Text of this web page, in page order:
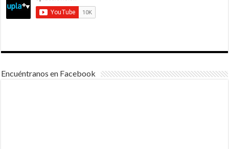
Encuéntranos en Facebook